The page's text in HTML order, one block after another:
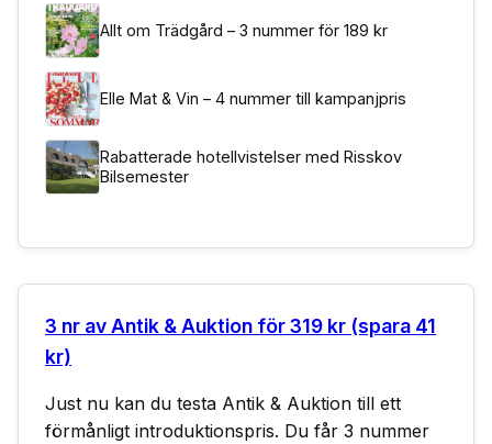
Allt om Trädgård – 3 nummer för 189 kr
Elle Mat & Vin – 4 nummer till kampanjpris
Rabatterade hotellvistelser med Risskov
Bilsemester
3 nr av Antik & Auktion för 319 kr (spara 41
kr)
Just nu kan du testa Antik & Auktion till ett
förmånligt introduktionspris. Du får 3 nummer